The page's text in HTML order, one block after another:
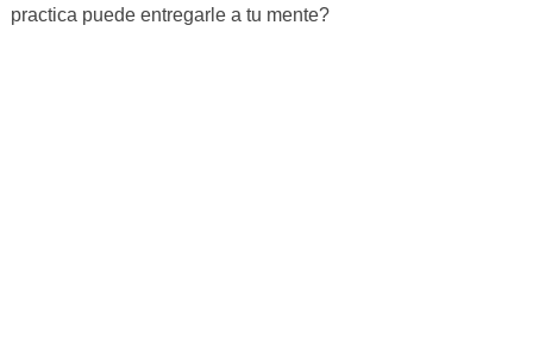
practica puede entregarle a tu mente?